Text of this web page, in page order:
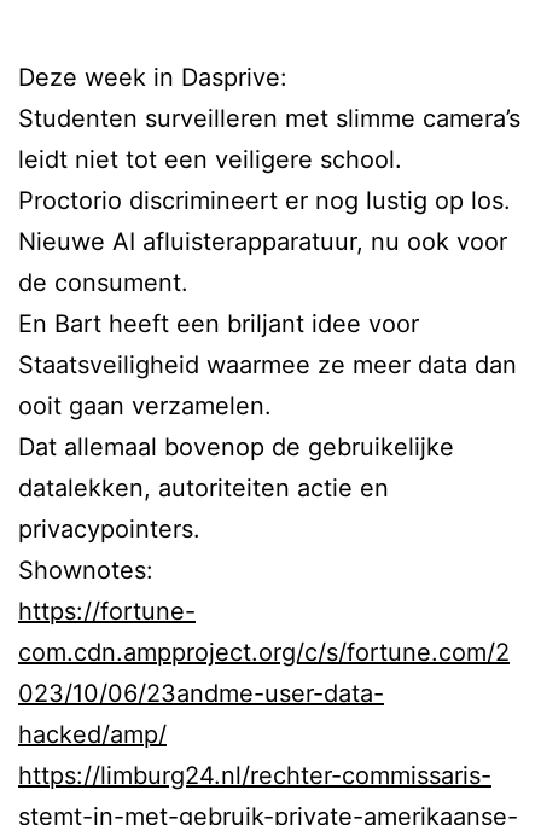
Deze week in Dasprive:
Studenten surveilleren met slimme camera’s
leidt niet tot een veiligere school.
Proctorio discrimineert er nog lustig op los.
Nieuwe AI afluisterapparatuur, nu ook voor
de consument.
En Bart heeft een briljant idee voor
Staatsveiligheid waarmee ze meer data dan
ooit gaan verzamelen.
Dat allemaal bovenop de gebruikelijke
datalekken, autoriteiten actie en
privacypointers.
Shownotes:
https://fortune-
com.cdn.ampproject.org/c/s/fortune.com/2
023/10/06/23andme-user-data-
hacked/amp/
https://limburg24.nl/rechter-commissaris-
stemt-in-met-gebruik-private-amerikaanse-